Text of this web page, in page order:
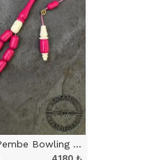
7×11,5mm Kombinli Pembe Bowling Topu Katalin Tesbih